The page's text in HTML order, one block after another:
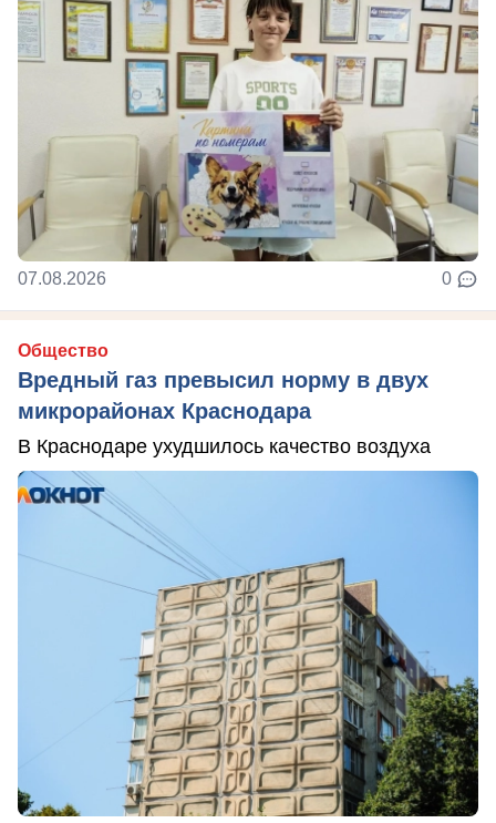
07.08.2026 0
Общество
Вредный газ превысил норму в двух
микрорайонах Краснодара
В Краснодаре ухудшилось качество воздуха